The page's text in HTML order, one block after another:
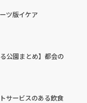
ツ版イケア
公園まとめ】都会の
サービスのある飲食